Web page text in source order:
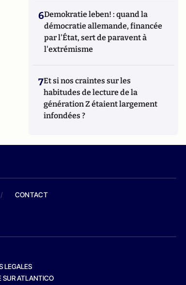
6Demokratie leben! : quand la
démocratie allemande, financée
par l'État, sert de paravent à
l'extrémisme
7Et si nos craintes sur les
habitudes de lecture de la
génération Z étaient largement
infondées ?
/ CONTACT
LEGALES
SUR ATLANTICO